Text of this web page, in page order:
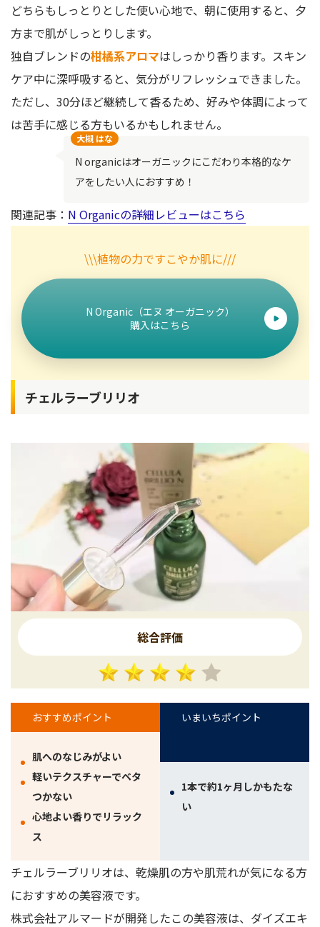
どちらもしっとりとした使い心地で、朝に使用すると、夕
方まで肌がしっとりします。
独自ブレンドの柑橘系アロマはしっかり香ります。スキン
ケア中に深呼吸すると、気分がリフレッシュできました。
ただし、30分ほど継続して香るため、好みや体調によって
は苦手に感じる方もいるかもしれません。
大槻 はな
N organicはオーガニックにこだわり本格的なケ
アをしたい人におすすめ！
関連記事： N Organicの詳細レビューはこちら
\\\植物の力ですこやか肌に///
N Organic（エヌ オーガニック）
購入はこちら
チェルラーブリリオ
総合評価
おすすめポイント
肌へのなじみがよい
軽いテクスチャーでベタ
つかない
心地よい香りでリラック
ス
いまいちポイント
1本で約1ヶ月しかもたな
い
チェルラーブリリオは、乾燥肌の方や肌荒れが気になる方
におすすめの美容液です。
株式会社アルマードが開発したこの美容液は、ダイズエキ